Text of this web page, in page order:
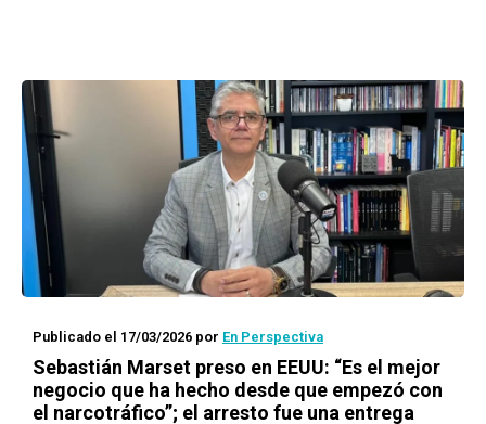
Publicado el 17/03/2026 por En Perspectiva
Sebastián Marset preso en EEUU: “Es el mejor
negocio que ha hecho desde que empezó con
el narcotráfico”; el arresto fue una entrega